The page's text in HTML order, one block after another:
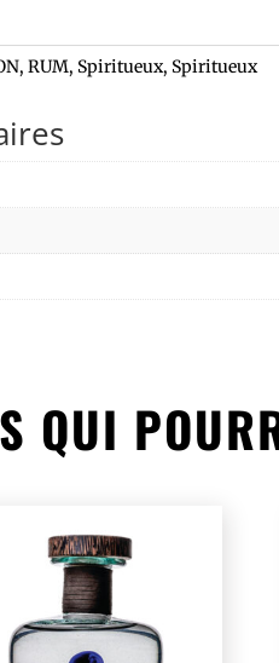
RUM, Spiritueux, Spiritueux
QUI